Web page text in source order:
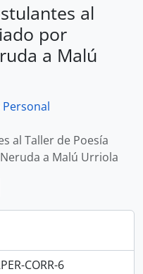
al
por
a Malú
al Taller de Poesía
a Malú Urriola
CORR-6